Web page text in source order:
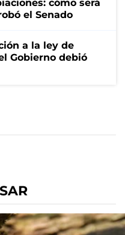
cómo será
el Senado
a la ley de
Gobierno debió